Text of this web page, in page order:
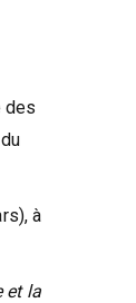
des
à
et la